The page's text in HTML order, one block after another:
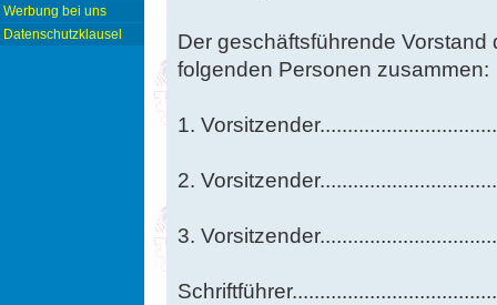
Werbung bei uns
Datenschutzklausel
Der geschäftsführende
folgenden Personen zusammen:
1.
2.
3.